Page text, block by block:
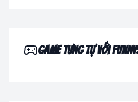
Game tưng tự với